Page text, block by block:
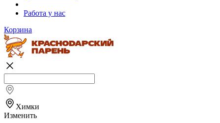
Работа у нас
Корзина
Химки
Изменить